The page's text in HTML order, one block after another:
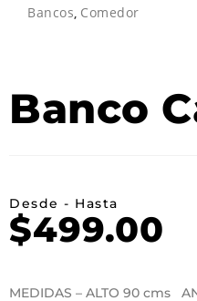
Bancos, Comedor
Banco
Desde - Hasta
$499.00
MEDIDAS – ALTO 90 cms